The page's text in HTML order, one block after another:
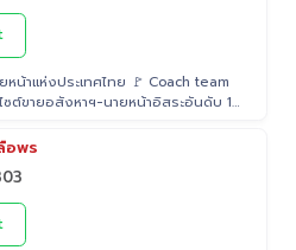
เทศไทย 🚩 Coach team
ต์ขายอสังหาฯ-นายหน้าอิสระอันดับ 1
รม ที่สมาคมนาย
อพร